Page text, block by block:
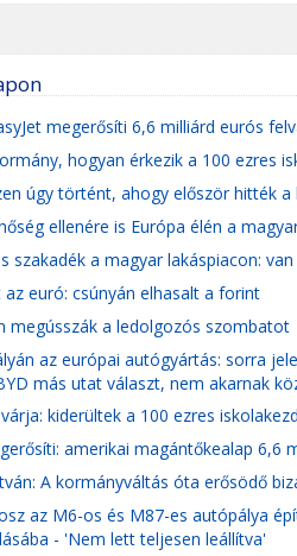
megerősíti 6,6 milliárd eurós
hogyan érkezik a 100 ezres
úgy történt, ahogy először hitték a
ellenére is Európa élén a
szakadék a magyar lakáspiacon:
az euró: csúnyán elhasalt a forint
megússzák a ledolgozós szombatot
az európai autógyártás: sorra
más utat választ, nem akarnak
kiderültek a 100 ezres
amerikai magántőkealap 6,6
A kormányváltás óta erősödő
az M6-os és M87-es autópálya
- 'Nem lett teljesen leállítva'